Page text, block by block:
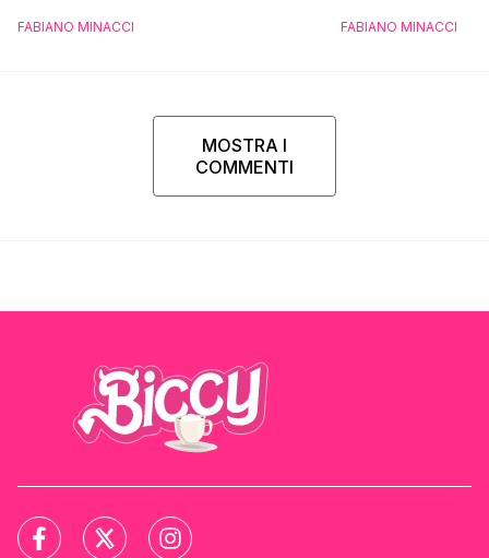
FABIANO MINACCI
Ferrero”
FABIANO MINACCI
MOSTRA I
COMMENTI